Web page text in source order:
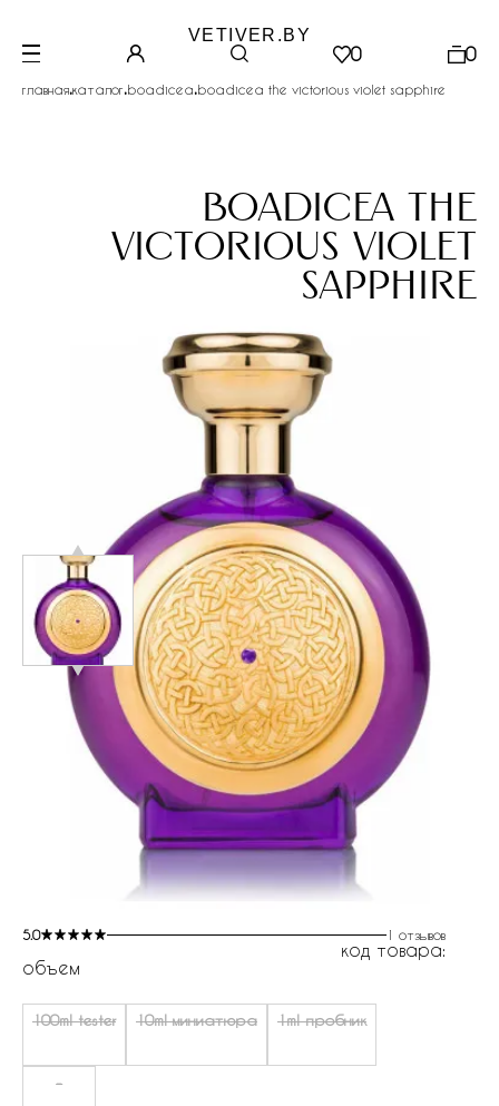
VETIVER.BY
0 0
главная.каталог.boadicea.boadicea the victorious violet sapphire
boadicea the
victorious violet
sapphire
5.0 1 отзывов
код товара:
объем
100ml tester 10ml миниатюра 1ml пробник
-